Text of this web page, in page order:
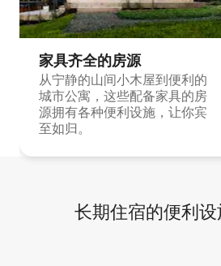
家具齐全的房源
从宁静的山间小木屋到便利的
城市公寓，这些配备家具的房
源拥有各种便利设施，让你宾
至如归。
长期住宿的便利